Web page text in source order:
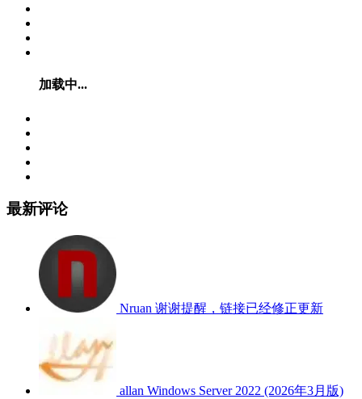
加载中...
最新评论
Nruan 谢谢提醒，链接已经修正更新
allan Windows Server 2022 (2026年3月版)